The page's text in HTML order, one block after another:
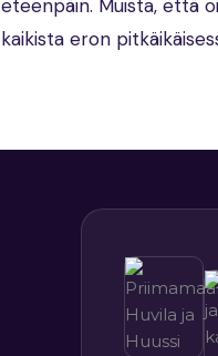
eteenpäin. Muista, että
kaikista eron